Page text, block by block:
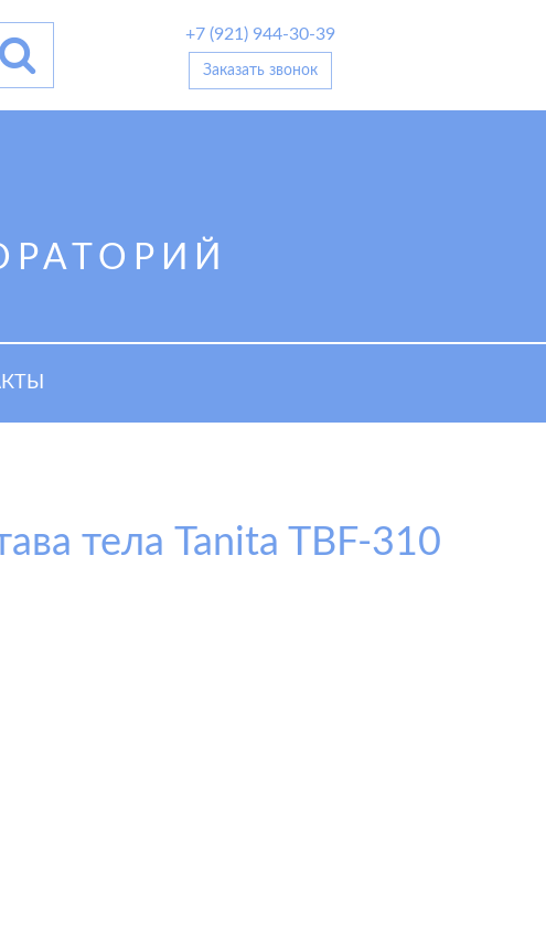
+7 (921) 944-30-39
Заказать звонок
тела Tanita TBF-310